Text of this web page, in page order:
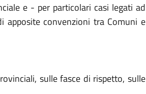
e - per particolari casi legati ad
convenzioni tra Comuni e
sulle fasce di rispetto, sulle